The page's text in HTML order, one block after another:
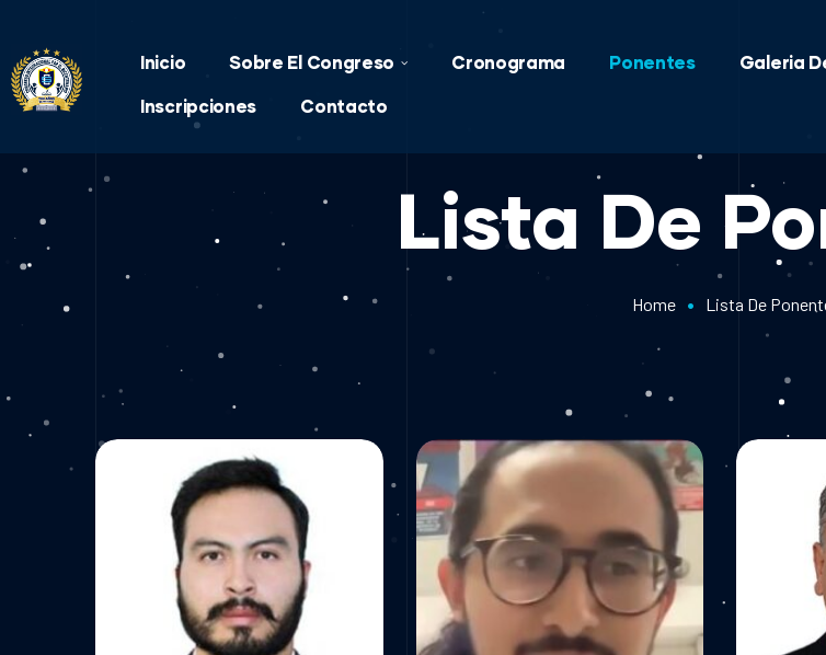
Inicio Sobre El Congreso Cronograma Ponentes Galeria
Inscripciones Contacto
Lista De
Home • Lista De